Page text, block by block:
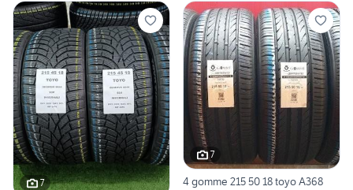
7
7
4 gomme 215 50 18 toyo A368